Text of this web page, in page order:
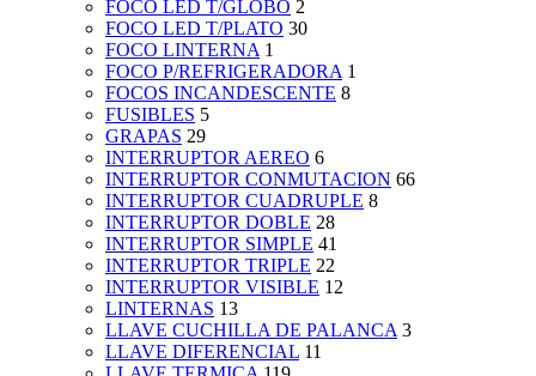
FOCO LED T/GLOBO 2
FOCO LED T/PLATO 30
FOCO LINTERNA 1
FOCO P/REFRIGERADORA 1
FOCOS INCANDESCENTE 8
FUSIBLES 5
GRAPAS 29
INTERRUPTOR AEREO 6
INTERRUPTOR CONMUTACION 66
INTERRUPTOR CUADRUPLE 8
INTERRUPTOR DOBLE 28
INTERRUPTOR SIMPLE 41
INTERRUPTOR TRIPLE 22
INTERRUPTOR VISIBLE 12
LINTERNAS 13
LLAVE CUCHILLA DE PALANCA 3
LLAVE DIFERENCIAL 11